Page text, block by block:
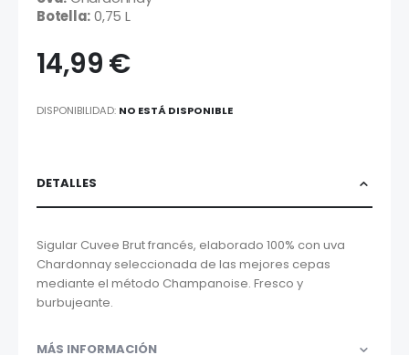
Botella:0,75 L
14,99 €
DISPONIBILIDAD: NO ESTÁ DISPONIBLE
DETALLES
Sigular Cuvee Brut francés, elaborado 100% con uva
Chardonnay seleccionada de las mejores cepas
mediante el método Champanoise. Fresco y
burbujeante.
MÁS INFORMACIÓN